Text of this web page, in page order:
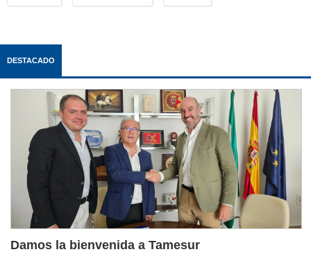
DESTACADO
Damos la bienvenida a Tamesur